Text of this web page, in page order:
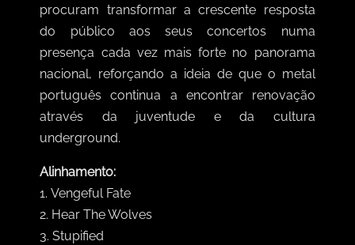
procuram transformar a crescente resposta
do público aos seus concertos numa
presença cada vez mais forte no panorama
nacional, reforçando a ideia de que o metal
português continua a encontrar renovação
através da juventude e da cultura
underground.
Alinhamento:
1. Vengeful Fate
2. Hear The Wolves
3. Stupified